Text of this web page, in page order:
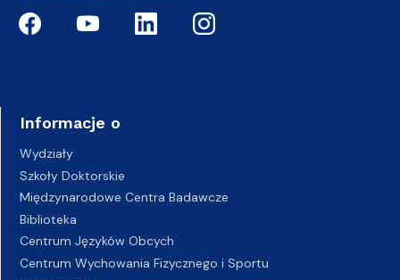
Informacje o
Wydziały
Szkoły Doktorskie
Międzynarodowe Centra Badawcze
Biblioteka
Centrum Języków Obcych
Centrum Wychowania Fizycznego i Sportu